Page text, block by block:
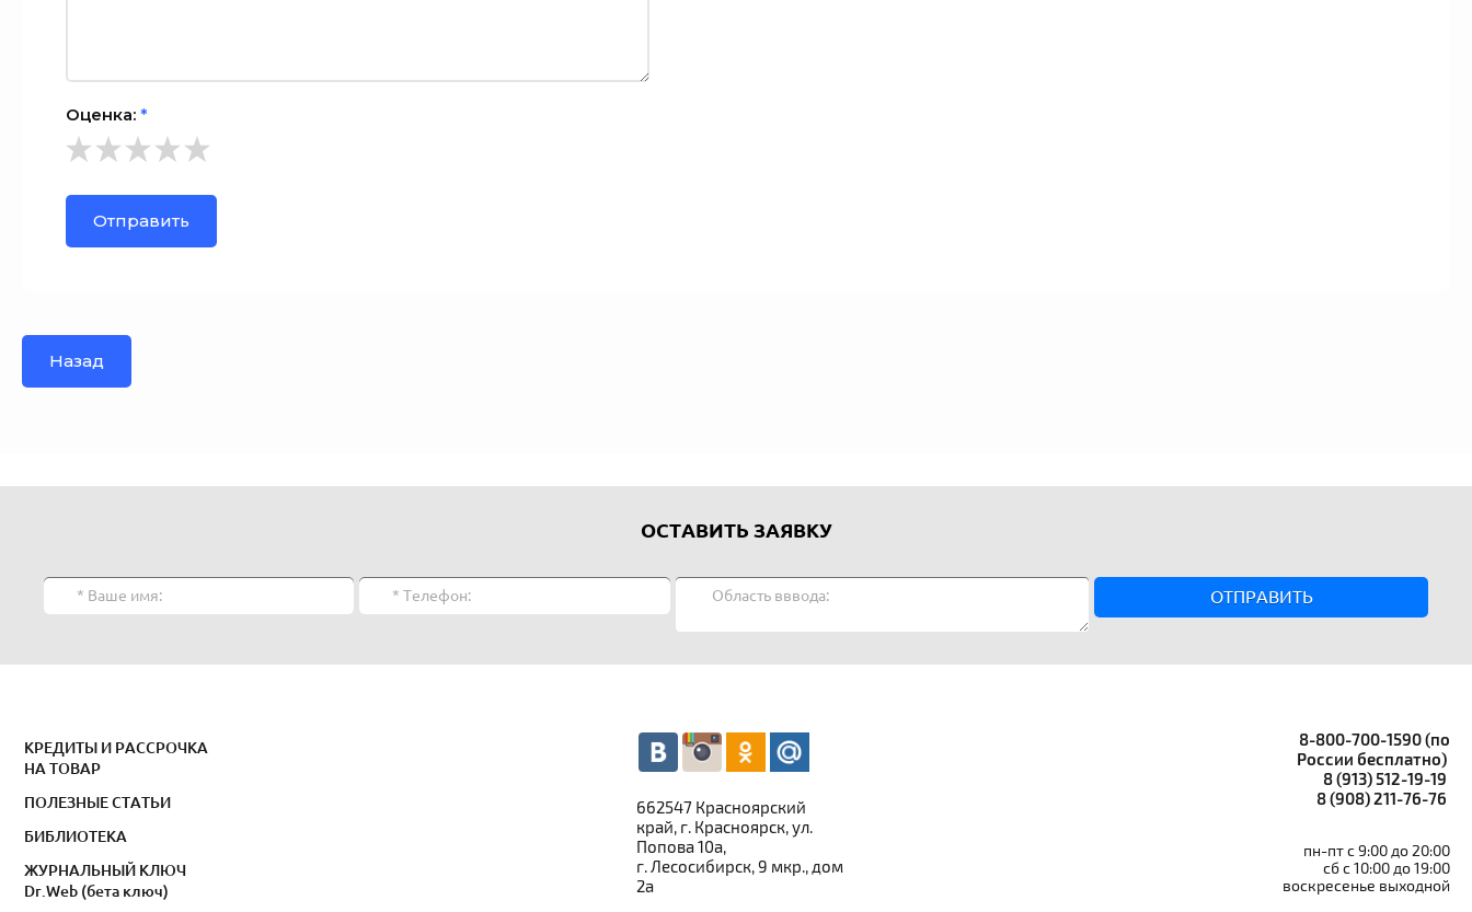
Оценка: *
Отправить
Назад
ОСТАВИТЬ ЗАЯВКУ
ОТПРАВИТЬ
КРЕДИТЫ И РАССРОЧКА
НА ТОВАР
ПОЛЕЗНЫЕ СТАТЬИ
БИБЛИОТЕКА
ЖУРНАЛЬНЫЙ КЛЮЧ
Dr.Web (бета ключ)
662547 Красноярский
край, г. Красноярск, ул.
Попова 10а,
г. Лесосибирск, 9 мкр., дом
2а
8-800-700-1590 (по
России бесплатно)
8 (913) 512-19-19
8 (908) 211-76-76
пн-пт с 9:00 до 20:00
сб с 10:00 до 19:00
воскресенье выходной